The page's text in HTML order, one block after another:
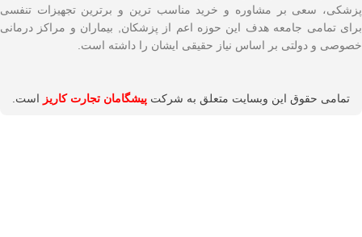
پزشکی، سعی بر مشاوره و خرید مناسب ترین و برترین تجهیزات تنفسی
برای تمامی جامعه هدف این حوزه اعم از پزشکان, بیماران و مراکز درمانی
خصوصی و دولتی بر اساس نیاز حقیقی ایشان را داشته است.
تمامی حقوق این وبسایت متعلق به شرکت پیشگامان تجارت کاریز است.